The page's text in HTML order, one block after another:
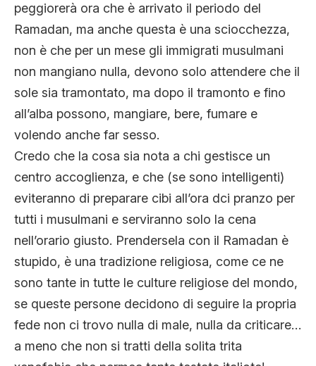
peggiorerà ora che è arrivato il periodo del
Ramadan, ma anche questa è una sciocchezza,
non è che per un mese gli immigrati musulmani
non mangiano nulla, devono solo attendere che il
sole sia tramontato, ma dopo il tramonto e fino
all’alba possono, mangiare, bere, fumare e
volendo anche far sesso.
Credo che la cosa sia nota a chi gestisce un
centro accoglienza, e che (se sono intelligenti)
eviteranno di preparare cibi all’ora dci pranzo per
tutti i musulmani e serviranno solo la cena
nell’orario giusto. Prendersela con il Ramadan è
stupido, è una tradizione religiosa, come ce ne
sono tante in tutte le culture religiose del mondo,
se queste persone decidono di seguire la propria
fede non ci trovo nulla di male, nulla da criticare…
a meno che non si tratti della solita trita